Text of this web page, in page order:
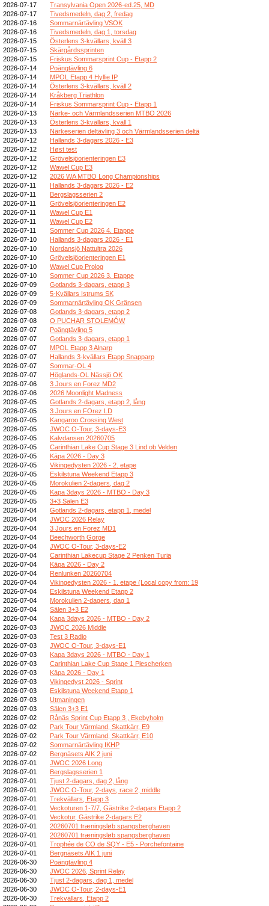
2026-07-17
Transylvania Open 2026-ed.25, MD
2026-07-17
Tivedsmedeln, dag 2, fredag
2026-07-16
Sommarnärtävling VSOK
2026-07-16
Tivedsmedeln, dag 1, torsdag
2026-07-15
Österlens 3-kvällars, kväll 3
2026-07-15
Skärgårdssprinten
2026-07-15
Friskus Sommarsprint Cup - Etapp 2
2026-07-14
Poängtävling 6
2026-07-14
MPOL Etapp 4 Hyllie IP
2026-07-14
Österlens 3-kvällars, kväll 2
2026-07-14
Kråkberg Triathlon
2026-07-14
Friskus Sommarsprint Cup - Etapp 1
2026-07-13
Närke- och Värmlandsserien MTBO 2026
2026-07-13
Österlens 3-kvällars, kväll 1
2026-07-13
Närkeserien deltävling 3 och Värmlandsserien deltä
2026-07-12
Hallands 3-dagars 2026 - E3
2026-07-12
Høst test
2026-07-12
Grövelsjöorienteringen E3
2026-07-12
Wawel Cup E3
2026-07-12
2026 WA MTBO Long Championships
2026-07-11
Hallands 3-dagars 2026 - E2
2026-07-11
Bergslagsserien 2
2026-07-11
Grövelsjöorienteringen E2
2026-07-11
Wawel Cup E1
2026-07-11
Wawel Cup E2
2026-07-11
Sommer Cup 2026 4. Etappe
2026-07-10
Hallands 3-dagars 2026 - E1
2026-07-10
Nordansjö Nattultra 2026
2026-07-10
Grövelsjöorienteringen E1
2026-07-10
Wawel Cup Prolog
2026-07-10
Sommer Cup 2026 3. Etappe
2026-07-09
Gotlands 3-dagars, etapp 3
2026-07-09
5-Kvällars Istrums SK
2026-07-09
Sommarnärtävling OK Gränsen
2026-07-08
Gotlands 3-dagars, etapp 2
2026-07-08
O PUCHAR STOLEMÓW
2026-07-07
Poängtävling 5
2026-07-07
Gotlands 3-dagars, etapp 1
2026-07-07
MPOL Etapp 3 Alnarp
2026-07-07
Hallands 3-kvällars Etapp Snapparp
2026-07-07
Sommar-OL 4
2026-07-07
Höglands-OL Nässjö OK
2026-07-06
3 Jours en Forez MD2
2026-07-06
2026 Moonlight Madness
2026-07-05
Gotlands 2-dagars, etapp 2, lång
2026-07-05
3 Jours en FOrez LD
2026-07-05
Kangaroo Crossing West
2026-07-05
JWOC O-Tour, 3-days-E3
2026-07-05
Kalvdansen 20260705
2026-07-05
Carinthian Lake Cup Stage 3 Lind ob Velden
2026-07-05
Kāpa 2026 - Day 3
2026-07-05
Vikingedysten 2026 - 2. etape
2026-07-05
Eskilstuna Weekend Etapp 3
2026-07-05
Morokulien 2-dagers, dag 2
2026-07-05
Kapa 3days 2026 - MTBO - Day 3
2026-07-05
3+3 Sälen E3
2026-07-04
Gotlands 2-dagars, etapp 1, medel
2026-07-04
JWOC 2026 Relay
2026-07-04
3 Jours en Forez MD1
2026-07-04
Beechworth Gorge
2026-07-04
JWOC O-Tour, 3-days-E2
2026-07-04
Carinthian Lakecup Stage 2 Penken Turia
2026-07-04
Kāpa 2026 - Day 2
2026-07-04
Renlunken 20260704
2026-07-04
Vikingedysten 2026 - 1. etape (Local copy from: 19
2026-07-04
Eskilstuna Weekend Etapp 2
2026-07-04
Morokulien 2-dagers, dag 1
2026-07-04
Sälen 3+3 E2
2026-07-04
Kapa 3days 2026 - MTBO - Day 2
2026-07-03
JWOC 2026 Middle
2026-07-03
Test 3 Radio
2026-07-03
JWOC O-Tour, 3-days-E1
2026-07-03
Kapa 3days 2026 - MTBO - Day 1
2026-07-03
Carinthian Lake Cup Stage 1 Plescherken
2026-07-03
Kāpa 2026 - Day 1
2026-07-03
Vikingedyst 2026 - Sprint
2026-07-03
Eskilstuna Weekend Etapp 1
2026-07-03
Utmaningen
2026-07-03
Sälen 3+3 E1
2026-07-02
Rånäs Sprint Cup Etapp 3 , Ekebyholm
2026-07-02
Park Tour Värmland, Skattkärr, E9
2026-07-02
Park Tour Värmland, Skattkärr, E10
2026-07-02
Sommarnärtävling IKHP
2026-07-02
Bergnäsets AIK 2 juni
2026-07-01
JWOC 2026 Long
2026-07-01
Bergslagsserien 1
2026-07-01
Tjust 2-dagars, dag 2, lång
2026-07-01
JWOC O-Tour, 2-days, race 2, middle
2026-07-01
Trekvällars, Etapp 3
2026-07-01
Veckoturen 1-7/7, Gästrike 2-dagars Etapp 2
2026-07-01
Veckotur, Gästrike 2-dagars E2
2026-07-01
20260701 træningsløb spangsberghaven
2026-07-01
20260701 træningsløb spangsberghaven
2026-07-01
Trophée de CO de SQY - E5 - Porchefontaine
2026-07-01
Bergnäsets AIK 1 juni
2026-06-30
Poängtävling 4
2026-06-30
JWOC 2026, Sprint Relay
2026-06-30
Tjust 2-dagars, dag 1, medel
2026-06-30
JWOC O-Tour, 2-days-E1
2026-06-30
Trekvällars, Etapp 2